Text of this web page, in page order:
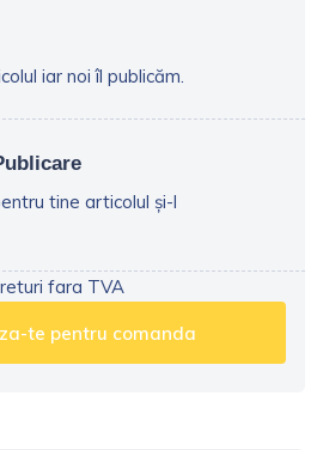
iar noi îl publicăm.
tine articolul și-l
fara TVA
te pentru comanda